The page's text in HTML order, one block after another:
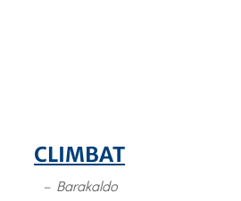
CLIMBAT
– Barakaldo